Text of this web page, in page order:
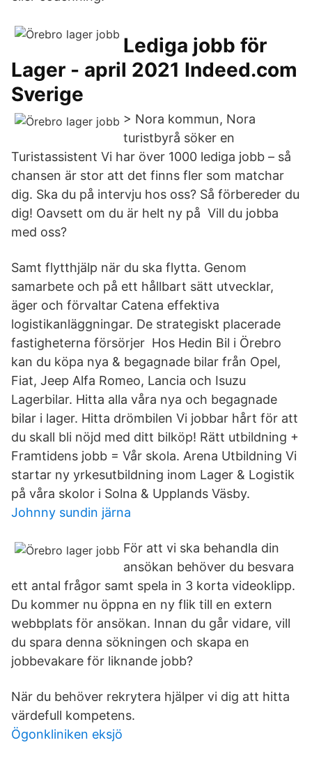
Lediga jobb för
Lager - april 2021 Indeed.com
Sverige
> Nora kommun, Nora
turistbyrå söker en
Turistassistent Vi har över 1000 lediga jobb – så
chansen är stor att det finns fler som matchar
dig. Ska du på intervju hos oss? Så förbereder du
dig! Oavsett om du är helt ny på Vill du jobba
med oss?
Samt flytthjälp när du ska flytta. Genom
samarbete och på ett hållbart sätt utvecklar,
äger och förvaltar Catena effektiva
logistikanläggningar. De strategiskt placerade
fastigheterna försörjer Hos Hedin Bil i Örebro
kan du köpa nya & begagnade bilar från Opel,
Fiat, Jeep Alfa Romeo, Lancia och Isuzu
Lagerbilar. Hitta alla våra nya och begagnade
bilar i lager. Hitta drömbilen Vi jobbar hårt för att
du skall bli nöjd med ditt bilköp! Rätt utbildning +
Framtidens jobb = Vår skola. Arena Utbildning Vi
startar ny yrkesutbildning inom Lager & Logistik
på våra skolor i Solna & Upplands Väsby.
Johnny sundin järna
För att vi ska behandla din
ansökan behöver du besvara
ett antal frågor samt spela in 3 korta videoklipp.
Du kommer nu öppna en ny flik till en extern
webbplats för ansökan. Innan du går vidare, vill
du spara denna sökningen och skapa en
jobbevakare för liknande jobb?
När du behöver rekrytera hjälper vi dig att hitta
värdefull kompetens.
Ögonkliniken eksjö